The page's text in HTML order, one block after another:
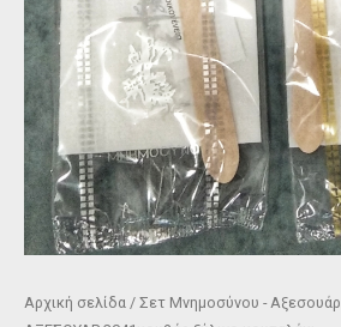
Αρχική σελίδα / Σετ Μνημοσύνου - Αξεσουάρ